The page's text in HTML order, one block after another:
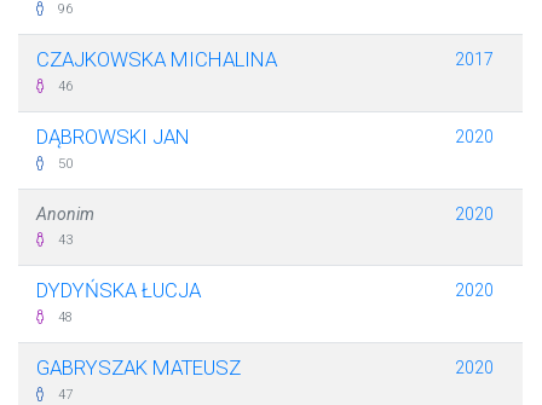
96
CZAJKOWSKA MICHALINA
46
2017
DĄBROWSKI JAN
50
2020
Anonim
43
2020
DYDYŃSKA ŁUCJA
48
2020
GABRYSZAK MATEUSZ
47
2020